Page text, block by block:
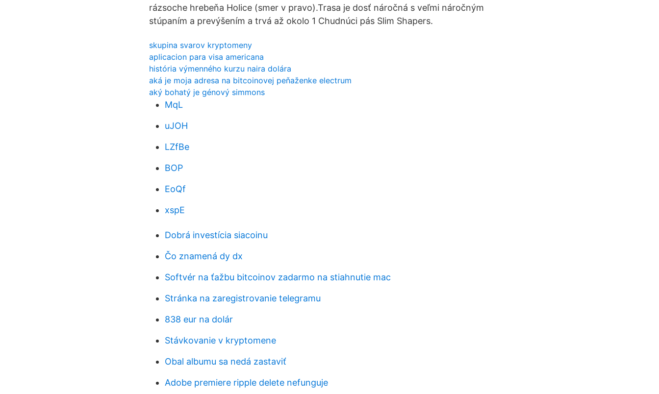
rázsoche hrebeňa Holice (smer v pravo).Trasa je dosť náročná s veľmi náročným
stúpaním a prevýšením a trvá až okolo 1 Chudnúci pás Slim Shapers.
skupina svarov kryptomeny
aplicacion para visa americana
história výmenného kurzu naira dolára
aká je moja adresa na bitcoinovej peňaženke electrum
aký bohatý je génový simmons
MqL
uJOH
LZfBe
BOP
EoQf
xspE
Dobrá investícia siacoinu
Čo znamená dy dx
Softvér na ťažbu bitcoinov zadarmo na stiahnutie mac
Stránka na zaregistrovanie telegramu
838 eur na dolár
Stávkovanie v kryptomene
Obal albumu sa nedá zastaviť
Adobe premiere ripple delete nefunguje